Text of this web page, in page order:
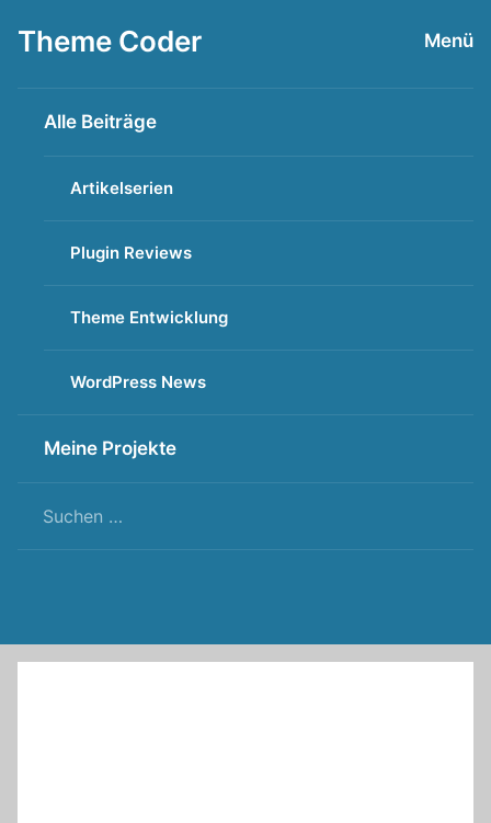
Inhalt
Theme Coder Menü
Alle Beiträge
Artikelserien
Plugin Reviews
Theme Entwicklung
WordPress News
Meine Projekte